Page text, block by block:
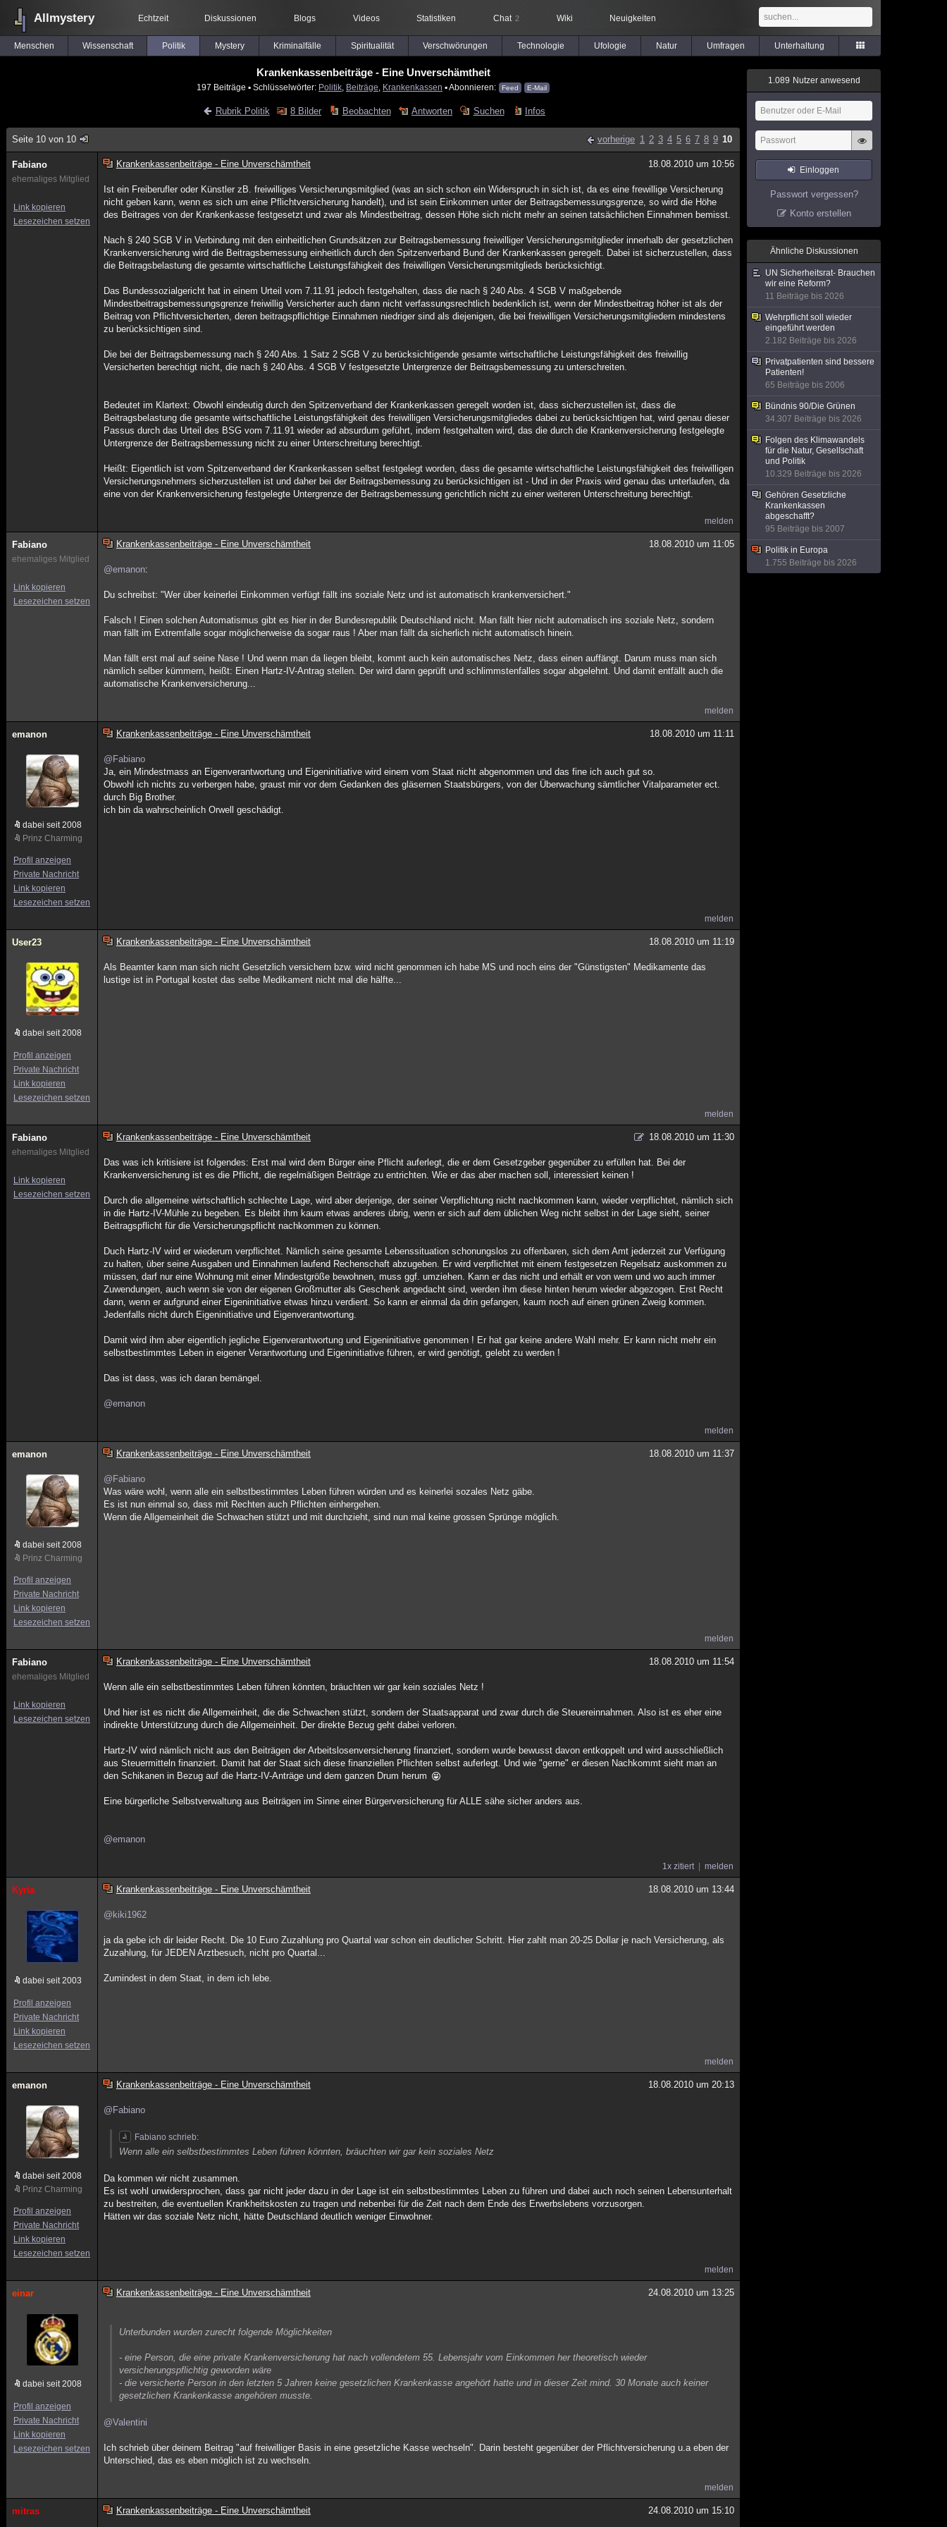
Allmystery Echtzeit Diskussionen Blogs Videos Statistiken Chat 2 Wiki Neuigkeiten
Menschen Wissenschaft Politik Mystery Kriminalfälle Spiritualität Verschwörungen Technologie Ufologie Natur Umfragen Unterhaltung
Krankenkassenbeiträge - Eine Unverschämtheit
197 Beiträge ▪ Schlüsselwörter: Politik Beiträge Krankenkassen ▪ Abonnieren: Feed E-Mail
Rubrik Politik 8 Bilder Beobachten Antworten Suchen Infos
Seite 10 von 10 vorherige 1 2 3 4 5 6 7 8 9 10
Fabiano
ehemaliges Mitglied
Link kopieren
Lesezeichen setzen
Krankenkassenbeiträge - Eine Unverschämtheit 18.08.2010 um 10:56
Ist ein Freiberufler oder Künstler zB. freiwilliges Versicherungsmitglied (was an sich schon ein Widerspruch in sich ist, da es eine frewillige Versicherung
nicht geben kann, wenn es sich um eine Pflichtversicherung handelt), und ist sein Einkommen unter der Beitragsbemessungsgrenze, so wird die Höhe
des Beitrages von der Krankenkasse festgesetzt und zwar als Mindestbeitrag, dessen Höhe sich nicht mehr an seinen tatsächlichen Einnahmen bemisst.
Nach § 240 SGB V in Verbindung mit den einheitlichen Grundsätzen zur Beitragsbemessung freiwilliger Versicherungsmitglieder innerhalb der gesetzlichen
Krankenversicherung wird die Beitragsbemessung einheitlich durch den Spitzenverband Bund der Krankenkassen geregelt. Dabei ist sicherzustellen, dass
die Beitragsbelastung die gesamte wirtschaftliche Leistungsfähigkeit des freiwilligen Versicherungsmitglieds berücksichtigt.
Das Bundessozialgericht hat in einem Urteil vom 7.11.91 jedoch festgehalten, dass die nach § 240 Abs. 4 SGB V maßgebende
Mindestbeitragsbemessungsgrenze freiwillig Versicherter auch dann nicht verfassungsrechtlich bedenklich ist, wenn der Mindestbeitrag höher ist als der
Beitrag von Pflichtversicherten, deren beitragspflichtige Einnahmen niedriger sind als diejenigen, die bei freiwilligen Versicherungsmitgliedern mindestens
zu berücksichtigen sind.
Die bei der Beitragsbemessung nach § 240 Abs. 1 Satz 2 SGB V zu berücksichtigende gesamte wirtschaftliche Leistungsfähigkeit des freiwillig
Versicherten berechtigt nicht, die nach § 240 Abs. 4 SGB V festgesetzte Untergrenze der Beitragsbemessung zu unterschreiten.
Bedeutet im Klartext: Obwohl eindeutig durch den Spitzenverband der Krankenkassen geregelt worden ist, dass sicherzustellen ist, dass die
Beitragsbelastung die gesamte wirtschaftliche Leistungsfähigkeit des freiwilligen Versicherungsmitgliedes dabei zu berücksichtigen hat, wird genau dieser
Passus durch das Urteil des BSG vom 7.11.91 wieder ad absurdum geführt, indem festgehalten wird, das die durch die Krankenversicherung festgelegte
Untergrenze der Beitragsbemessung nicht zu einer Unterschreitung berechtigt.
Heißt: Eigentlich ist vom Spitzenverband der Krankenkassen selbst festgelegt worden, dass die gesamte wirtschaftliche Leistungsfähigkeit des freiwilligen
Versicherungsnehmers sicherzustellen ist und daher bei der Beitragsbemessung zu berücksichtigen ist - Und in der Praxis wird genau das unterlaufen, da
eine von der Krankenversicherung festgelegte Untergrenze der Beitragsbemessung gerichtlich nicht zu einer weiteren Unterschreitung berechtigt.
melden
Fabiano
ehemaliges Mitglied
Link kopieren
Lesezeichen setzen
Krankenkassenbeiträge - Eine Unverschämtheit 18.08.2010 um 11:05
@emanon:
Du schreibst: "Wer über keinerlei Einkommen verfügt fällt ins soziale Netz und ist automatisch krankenversichert."
Falsch ! Einen solchen Automatismus gibt es hier in der Bundesrepublik Deutschland nicht. Man fällt hier nicht automatisch ins soziale Netz, sondern
man fällt im Extremfalle sogar möglicherweise da sogar raus ! Aber man fällt da sicherlich nicht automatisch hinein.
Man fällt erst mal auf seine Nase ! Und wenn man da liegen bleibt, kommt auch kein automatisches Netz, dass einen auffängt. Darum muss man sich
nämlich selber kümmern, heißt: Einen Hartz-IV-Antrag stellen. Der wird dann geprüft und schlimmstenfalles sogar abgelehnt. Und damit entfällt auch die
automatische Krankenversicherung...
melden
emanon
dabei seit 2008
Prinz Charming
Profil anzeigen
Private Nachricht
Link kopieren
Lesezeichen setzen
Krankenkassenbeiträge - Eine Unverschämtheit 18.08.2010 um 11:11
@Fabiano
Ja, ein Mindestmass an Eigenverantwortung und Eigeninitiative wird einem vom Staat nicht abgenommen und das fine ich auch gut so.
Obwohl ich nichts zu verbergen habe, graust mir vor dem Gedanken des gläsernen Staatsbürgers, von der Überwachung sämtlicher Vitalparameter ect.
durch Big Brother.
ich bin da wahrscheinlich Orwell geschädigt.
melden
User23
dabei seit 2008
Profil anzeigen
Private Nachricht
Link kopieren
Lesezeichen setzen
Krankenkassenbeiträge - Eine Unverschämtheit 18.08.2010 um 11:19
Als Beamter kann man sich nicht Gesetzlich versichern bzw. wird nicht genommen ich habe MS und noch eins der "Günstigsten" Medikamente das
lustige ist in Portugal kostet das selbe Medikament nicht mal die hälfte...
melden
Fabiano
ehemaliges Mitglied
Link kopieren
Lesezeichen setzen
Krankenkassenbeiträge - Eine Unverschämtheit 18.08.2010 um 11:30
Das was ich kritisiere ist folgendes: Erst mal wird dem Bürger eine Pflicht auferlegt, die er dem Gesetzgeber gegenüber zu erfüllen hat. Bei der
Krankenversicherung ist es die Pflicht, die regelmäßigen Beiträge zu entrichten. Wie er das aber machen soll, interessiert keinen !
Durch die allgemeine wirtschaftlich schlechte Lage, wird aber derjenige, der seiner Verpflichtung nicht nachkommen kann, wieder verpflichtet, nämlich sich
in die Hartz-IV-Mühle zu begeben. Es bleibt ihm kaum etwas anderes übrig, wenn er sich auf dem üblichen Weg nicht selbst in der Lage sieht, seiner
Beitragspflicht für die Versicherungspflicht nachkommen zu können.
Duch Hartz-IV wird er wiederum verpflichtet. Nämlich seine gesamte Lebenssituation schonungslos zu offenbaren, sich dem Amt jederzeit zur Verfügung
zu halten, über seine Ausgaben und Einnahmen laufend Rechenschaft abzugeben. Er wird verpflichtet mit einem festgesetzen Regelsatz auskommen zu
müssen, darf nur eine Wohnung mit einer Mindestgröße bewohnen, muss ggf. umziehen. Kann er das nicht und erhält er von wem und wo auch immer
Zuwendungen, auch wenn sie von der eigenen Großmutter als Geschenk angedacht sind, werden ihm diese hinten herum wieder abgezogen. Erst Recht
dann, wenn er aufgrund einer Eigeninitiative etwas hinzu verdient. So kann er einmal da drin gefangen, kaum noch auf einen grünen Zweig kommen.
Jedenfalls nicht durch Eigeninitiative und Eigenverantwortung.
Damit wird ihm aber eigentlich jegliche Eigenverantwortung und Eigeninitiative genommen ! Er hat gar keine andere Wahl mehr. Er kann nicht mehr ein
selbstbestimmtes Leben in eigener Verantwortung und Eigeninitiative führen, er wird genötigt, gelebt zu werden !
Das ist dass, was ich daran bemängel.
@emanon
melden
emanon
dabei seit 2008
Prinz Charming
Profil anzeigen
Private Nachricht
Link kopieren
Lesezeichen setzen
Krankenkassenbeiträge - Eine Unverschämtheit 18.08.2010 um 11:37
@Fabiano
Was wäre wohl, wenn alle ein selbstbestimmtes Leben führen würden und es keinerlei sozales Netz gäbe.
Es ist nun einmal so, dass mit Rechten auch Pflichten einhergehen.
Wenn die Allgemeinheit die Schwachen stützt und mit durchzieht, sind nun mal keine grossen Sprünge möglich.
melden
Fabiano
ehemaliges Mitglied
Link kopieren
Lesezeichen setzen
Krankenkassenbeiträge - Eine Unverschämtheit 18.08.2010 um 11:54
Wenn alle ein selbstbestimmtes Leben führen könnten, bräuchten wir gar kein soziales Netz !
Und hier ist es nicht die Allgemeinheit, die die Schwachen stützt, sondern der Staatsapparat und zwar durch die Steuereinnahmen. Also ist es eher eine
indirekte Unterstützung durch die Allgemeinheit. Der direkte Bezug geht dabei verloren.
Hartz-IV wird nämlich nicht aus den Beiträgen der Arbeitslosenversicherung finanziert, sondern wurde bewusst davon entkoppelt und wird ausschließlich
aus Steuermitteln finanziert. Damit hat der Staat sich diese finanziellen Pflichten selbst auferlegt. Und wie "gerne" er diesen Nachkommt sieht man an
den Schikanen in Bezug auf die Hartz-IV-Anträge und dem ganzen Drum herum
Eine bürgerliche Selbstverwaltung aus Beiträgen im Sinne einer Bürgerversicherung für ALLE sähe sicher anders aus.
@emanon
1x zitiert melden
Kyria
dabei seit 2003
Profil anzeigen
Private Nachricht
Link kopieren
Lesezeichen setzen
Krankenkassenbeiträge - Eine Unverschämtheit 18.08.2010 um 13:44
@kiki1962
ja da gebe ich dir leider Recht. Die 10 Euro Zuzahlung pro Quartal war schon ein deutlicher Schritt. Hier zahlt man 20-25 Dollar je nach Versicherung, als
Zuzahlung, für JEDEN Arztbesuch, nicht pro Quartal...
Zumindest in dem Staat, in dem ich lebe.
melden
emanon
dabei seit 2008
Prinz Charming
Profil anzeigen
Private Nachricht
Link kopieren
Lesezeichen setzen
Krankenkassenbeiträge - Eine Unverschämtheit 18.08.2010 um 20:13
@Fabiano
Fabiano schrieb:
Wenn alle ein selbstbestimmtes Leben führen könnten, bräuchten wir gar kein soziales Netz
Da kommen wir nicht zusammen.
Es ist wohl unwidersprochen, dass gar nicht jeder dazu in der Lage ist ein selbstbestimmtes Leben zu führen und dabei auch noch seinen Lebensunterhalt
zu bestreiten, die eventuellen Krankheitskosten zu tragen und nebenbei für die Zeit nach dem Ende des Erwerbslebens vorzusorgen.
Hätten wir das soziale Netz nicht, hätte Deutschland deutlich weniger Einwohner.
melden
einar
dabei seit 2008
Profil anzeigen
Private Nachricht
Link kopieren
Lesezeichen setzen
Krankenkassenbeiträge - Eine Unverschämtheit 24.08.2010 um 13:25
Unterbunden wurden zurecht folgende Möglichkeiten
- eine Person, die eine private Krankenversicherung hat nach vollendetem 55. Lebensjahr vom Einkommen her theoretisch wieder
versicherungspflichtig geworden wäre
- die versicherte Person in den letzten 5 Jahren keine gesetzlichen Krankenkasse angehört hatte und in dieser Zeit mind. 30 Monate auch keiner
gesetzlichen Krankenkasse angehören musste.
@Valentini
Ich schrieb über deinem Beitrag "auf freiwilliger Basis in eine gesetzliche Kasse wechseln". Darin besteht gegenüber der Pflichtversicherung u.a eben der
Unterschied, das es eben möglich ist zu wechseln.
melden
mitras Krankenkassenbeiträge - Eine Unverschämtheit 24.08.2010 um 15:10
1.089 Nutzer anwesend
Einloggen
Passwort vergessen?
Konto erstellen
Ähnliche Diskussionen
UN Sicherheitsrat- Brauchen
wir eine Reform?
11 Beiträge bis 2026
Wehrpflicht soll wieder
eingeführt werden
2.182 Beiträge bis 2026
Privatpatienten sind bessere
Patienten!
65 Beiträge bis 2006
Bündnis 90/Die Grünen
34.307 Beiträge bis 2026
Folgen des Klimawandels
für die Natur, Gesellschaft
und Politik
10.329 Beiträge bis 2026
Gehören Gesetzliche
Krankenkassen
abgeschafft?
95 Beiträge bis 2007
Politik in Europa
1.755 Beiträge bis 2026